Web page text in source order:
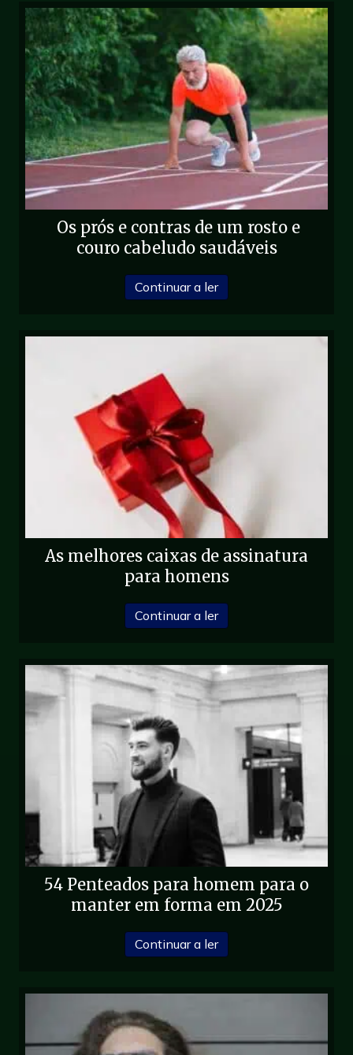
Os prós e contras de um rosto e
couro cabeludo saudáveis
Continuar a ler
As melhores caixas de assinatura
para homens
Continuar a ler
54 Penteados para homem para o
manter em forma em 2025
Continuar a ler